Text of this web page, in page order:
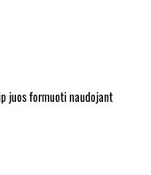
juos formuoti naudojant